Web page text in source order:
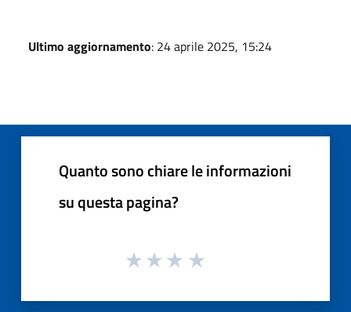
Ultimo aggiornamento: 24 aprile 2025, 15:24
Quanto sono chiare le informazioni
su questa pagina?